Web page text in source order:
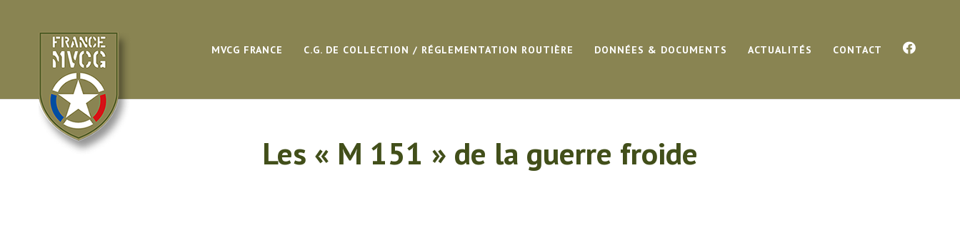
MVCG FRANCE C.G. DE COLLECTION / RÉGLEMENTATION ROUTIÈRE DONNÉES & DOCUMENTS ACTUALITÉS CONTACT
Les « M 151 » de la guerre froide